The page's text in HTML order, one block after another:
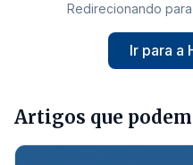
Redirecionando
Ir para a
Artigos que